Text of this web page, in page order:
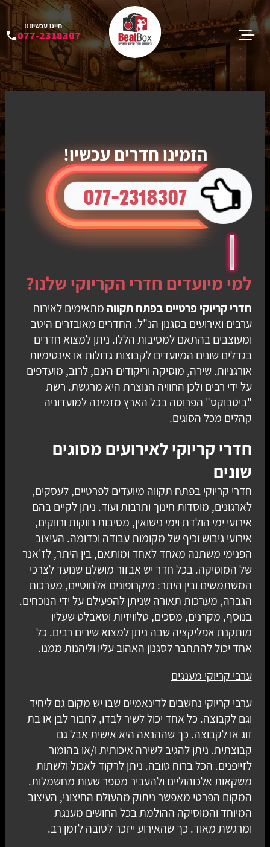
חייגו עכשיו!!!
077-2318307
הזמינו חדרים עכשיו!
077-2318307
למי מיועדים חדרי הקריוקי שלנו?
חדרי קריוקי פרטיים בפתח תקווה מתאימים לאירוח
ערבים ואירועים בסגנון הנ"ל. החדרים מאובזרים היטב
ומעוצבים בהתאם למסיבות הללו. ניתן למצוא חדרים
בגדלים שונים המיועדים לקבוצות גדולות או אינטימיות
אורגניות. שירה, מוסיקה וריקודים הינם, לרוב, מועדפים
על ידי רבים ולכן החוויה הנוצרת היא מרגשת. רשת
"ביטבוקס" הפרוסה בכל הארץ מזמינה למועדוניה
קהלים מכל הסוגים.
חדרי קריוקי לאירועים מסוגים
שונים
חדרי קריוקי בפתח תקווה מיועדים לפרטיים, לעסקים,
לארגונים, מוסדות חינוך ותרבות ועוד. ניתן לקיים בהם
אירועי ימי הולדת וימי נישואין, מסיבות רווקות ורווקים,
אירועי גיבוש וכיף של מקומות עבודה וכדומה. העיצוב
הפנימי משתנה מאחד לאחד ומותאם, בין היתר, לז'אנר
של המוסיקה. בכל חדר יש אבזור מושלם שנועד לצרכי
המשתמשים ובין היתר: מיקרופונים אלחוטיים, מערכות
הגברה, מערכות תאורה שניתן להפעילם על ידי הנוכחים.
בנוסף, מקרנים, מסכים, טלוויזיות וטאבלט שעליו
מותקנת אפליקציה שבה ניתן למצוא שירים רבים. כל
אחד יכול להתחבר לסגנון האהוב עליו וליהנות ממנו.
ערבי קריוקי מענגים
ערבי קריוקי נחשבים לדינאמיים שבו יש מקום גם ליחיד
וגם לקבוצה. כל אחד יכול לשיר לבדו, לחבור לבן או בת
זוג או לקבוצה. כך שההנאה היא אישית אבל גם
קבוצתית. ניתן להגיב לשירה איכותית ו/או בהומור
לזייפנים. הכל ברוח טובה. ניתן לרקוד לאכול ולשתות
משקאות אלכוהוליים ולהעביר מספר שעות מחשמלות.
המקום הפרטי מאפשר ניתוק מהעולם החיצוני, העיצוב
המיוחד והמוסיקה ההולמת בכל החושים מענגת
ומרגשת מאוד. כך שהאירוע ייזכר לטובה לזמן רב.